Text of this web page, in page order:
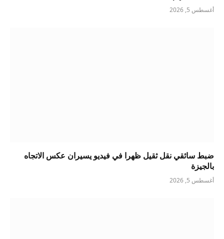
أغسطس 5, 2026
ضبط سائقي نقل ثقيل ظهرا في فيديو يسيران عكس الاتجاه
بالجيزة
أغسطس 5, 2026